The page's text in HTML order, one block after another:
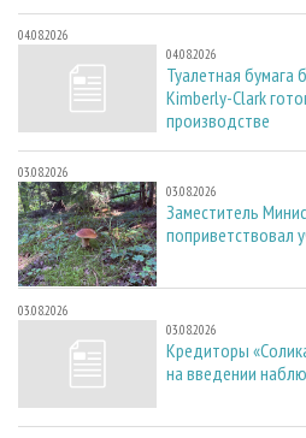
04.08.2026
04.08.2026
Туалетная бумага
Kimberly-Clark
производстве
03.08.2026
03.08.2026
Заместитель
поприветствовал
03.08.2026
03.08.2026
Кредиторы
на введении